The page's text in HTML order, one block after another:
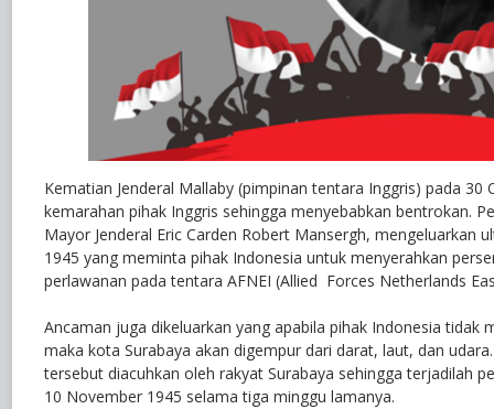
Kematian Jenderal Mallaby (pimpinan tentara Inggris) pada 30
kemarahan pihak Inggris sehingga menyebabkan bentrokan.
Mayor Jenderal Eric Carden Robert Mansergh, mengeluarkan
1945 yang meminta pihak Indonesia untuk menyerahkan
perlawanan pada tentara AFNEI (Allied Forces Netherlands
Ancaman juga dikeluarkan yang apabila pihak Indonesia tidak
maka kota Surabaya akan digempur dari darat, laut, dan
tersebut diacuhkan oleh rakyat Surabaya sehingga terjadilah
10 November 1945 selama tiga minggu lamanya.